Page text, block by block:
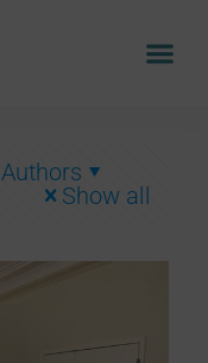
Authors
Show all